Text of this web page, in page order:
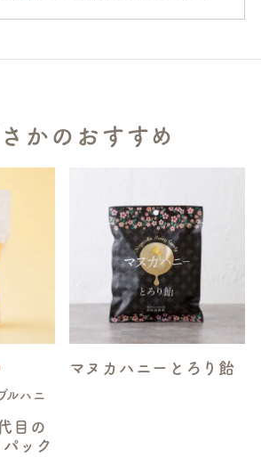
かのおすすめ
ルハニ
目の
ック
マヌカハニーとろり飴